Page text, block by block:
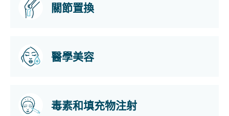
關節置換
醫學美容
毒素和填充物注射